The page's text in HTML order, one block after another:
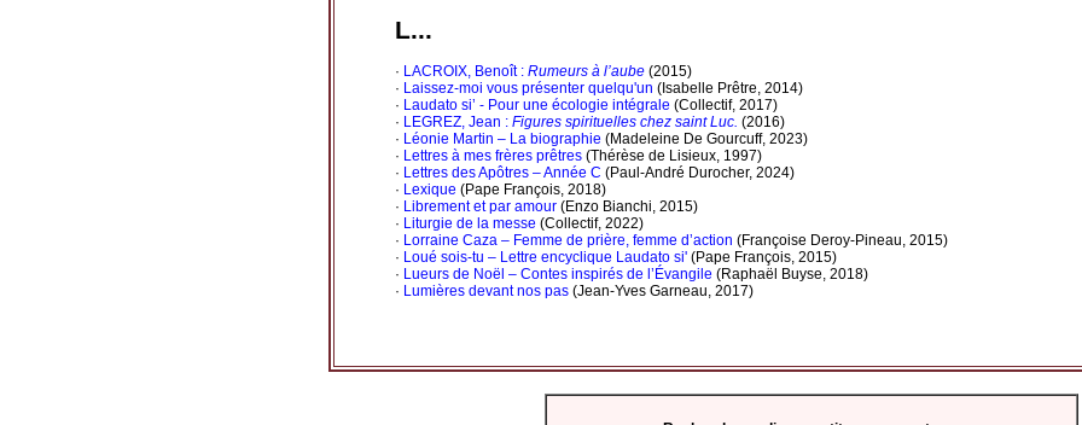
L...
· LACROIX, Benoît : Rumeurs à l’aube (2015)
· Laissez-moi vous présenter quelqu'un (Isabelle Prêtre, 2014)
· Laudato si’ - Pour une écologie intégrale (Collectif, 2017)
· LEGREZ, Jean : Figures spirituelles chez saint Luc. (2016)
· Léonie Martin – La biographie (Madeleine De Gourcuff, 2023)
· Lettres à mes frères prêtres (Thérèse de Lisieux, 1997)
· Lettres des Apôtres – Année C (Paul-André Durocher, 2024)
· Lexique (Pape François, 2018)
· Librement et par amour (Enzo Bianchi, 2015)
· Liturgie de la messe (Collectif, 2022)
· Lorraine Caza – Femme de prière, femme d’action (Françoise Deroy-Pineau, 2015)
· Loué sois-tu – Lettre encyclique Laudato si' (Pape François, 2015)
· Lueurs de Noël – Contes inspirés de l’Évangile (Raphaël Buyse, 2018)
· Lumières devant nos pas (Jean-Yves Garneau, 2017)